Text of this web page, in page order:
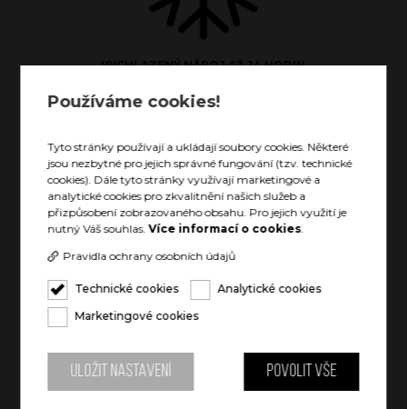
Používáme cookies!
Tyto stránky používají a ukládají soubory cookies. Některé
jsou nezbytné pro jejich správné fungování (tzv. technické
cookies). Dále tyto stránky využívají marketingové a
analytické cookies pro zkvalitnění našich služeb a
přizpůsobení zobrazovaného obsahu. Pro jejich využití je
nutný Váš souhlas.Více informací o cookies.
Pravidla ochrany osobních údajů
Technické cookies
Analytické cookies
Marketingové cookies
Uložit nastavení Povolit vše
VYCHLAZENÝ NÁPOJ AŽ 24 HODIN
TEPLÝ NÁPOJ AŽ 12 HODIN
POJME CELOU LAHEV VÍNA